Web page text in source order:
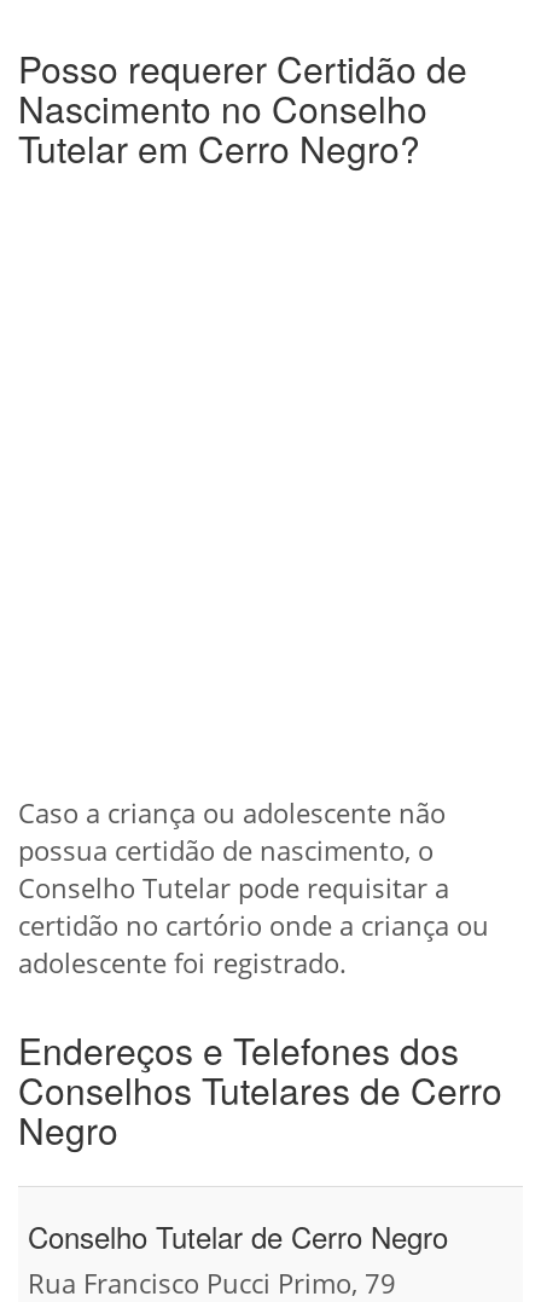
Posso requerer Certidão de
Nascimento no Conselho
Tutelar em Cerro Negro?
Caso a criança ou adolescente não
possua certidão de nascimento, o
Conselho Tutelar pode requisitar a
certidão no cartório onde a criança ou
adolescente foi registrado.
Endereços e Telefones dos
Conselhos Tutelares de Cerro
Negro
Conselho Tutelar de Cerro Negro
Rua Francisco Pucci Primo, 79